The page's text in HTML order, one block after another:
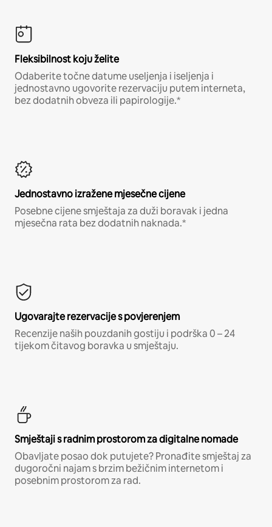
Fleksibilnost koju želite
Odaberite točne datume useljenja i iseljenja i
jednostavno ugovorite rezervaciju putem interneta,
bez dodatnih obveza ili papirologije.*
Jednostavno izražene mjesečne cijene
Posebne cijene smještaja za duži boravak i jedna
mjesečna rata bez dodatnih naknada.*
Ugovarajte rezervacije s povjerenjem
Recenzije naših pouzdanih gostiju i podrška 0 – 24
tijekom čitavog boravka u smještaju.
Smještaji s radnim prostorom za digitalne nomade
Obavljate posao dok putujete? Pronađite smještaj za
dugoročni najam s brzim bežičnim internetom i
posebnim prostorom za rad.